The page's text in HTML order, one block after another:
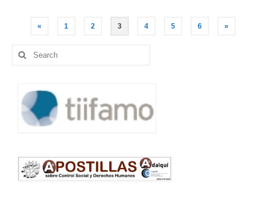
Navegació
d'entrades
« 1 2 3 4 5 6 »
Search
for: